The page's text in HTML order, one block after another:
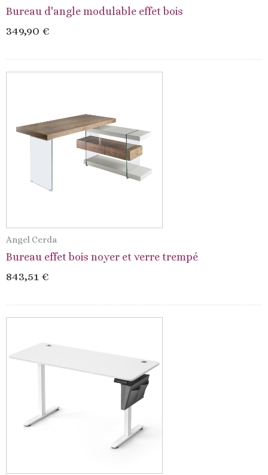
Bureau d'angle modulable effet bois
349,90 €
Angel Cerda
Bureau effet bois noyer et verre trempé
843,51 €